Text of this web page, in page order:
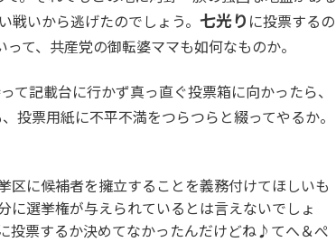
戦いから逃げたのでしょう。 七光り に投票するの
って、共産党の御転婆ママも如何なものか。
記載台に行かず真っ直ぐ投票箱に向かったら、
投票用紙に不平不満をつらつらと綴ってやるか。
区に候補者を擁立することを義務付けてほしいも
に選挙権が与えられているとは言えないでしょ
投票するか決めてなかったんだけどね♪てへ＆ぺ